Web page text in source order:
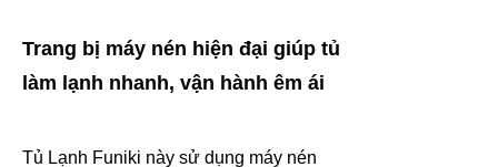
Trang bị máy nén hiện đại giúp tủ
làm lạnh nhanh, vận hành êm ái
Tủ Lạnh Funiki này sử dụng máy nén